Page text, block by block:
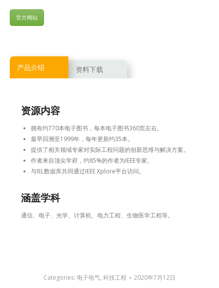
官方网站
产品介绍 资料下载
资源内容
拥有约770本电子图书，每本电子图书360页左右。
最早回溯至1999年，每年更新约35本。
提供了相关领域专家对实际工程问题的创新思维与解决方案。
作者来自顶尖学府，约85%的作者为IEEE专家。
与IEL数据库共同通过IEEE Xplore平台访问。
涵盖学科
通信、电子、光学、计算机、电力工程、生物医学工程等。
Categories: 电子电气, 科技工程
2020年7月12日